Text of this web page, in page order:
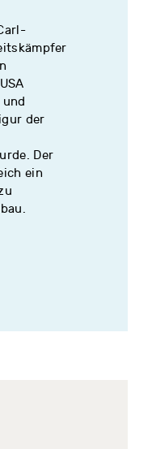
der
Der
ein